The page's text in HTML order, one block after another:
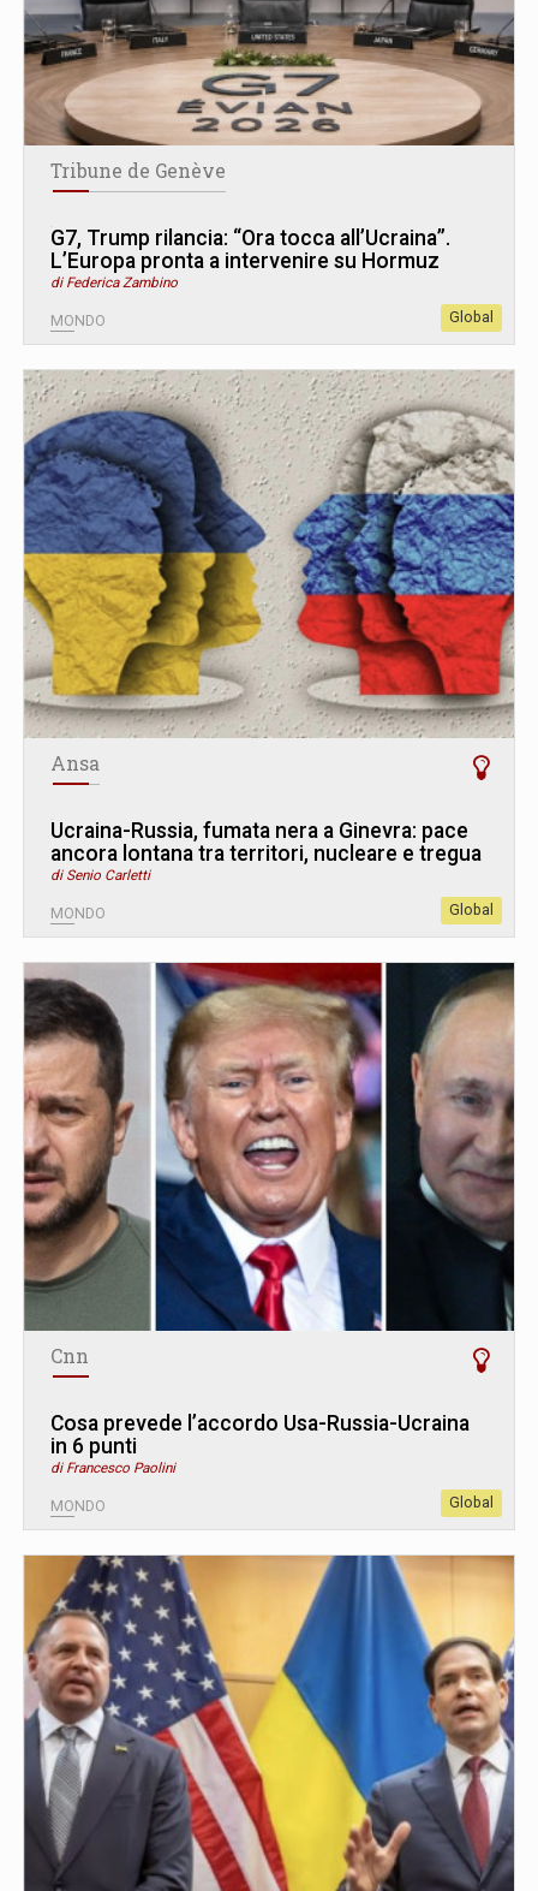
Tribune de Genève
G7, Trump rilancia: “Ora tocca all’Ucraina”.
L’Europa pronta a intervenire su Hormuz
di Federica Zambino
MONDO Global
Ansa
Ucraina-Russia, fumata nera a Ginevra: pace
ancora lontana tra territori, nucleare e tregua
di Senio Carletti
MONDO Global
Cnn
Cosa prevede l’accordo Usa-Russia-Ucraina
in 6 punti
di Francesco Paolini
MONDO Global